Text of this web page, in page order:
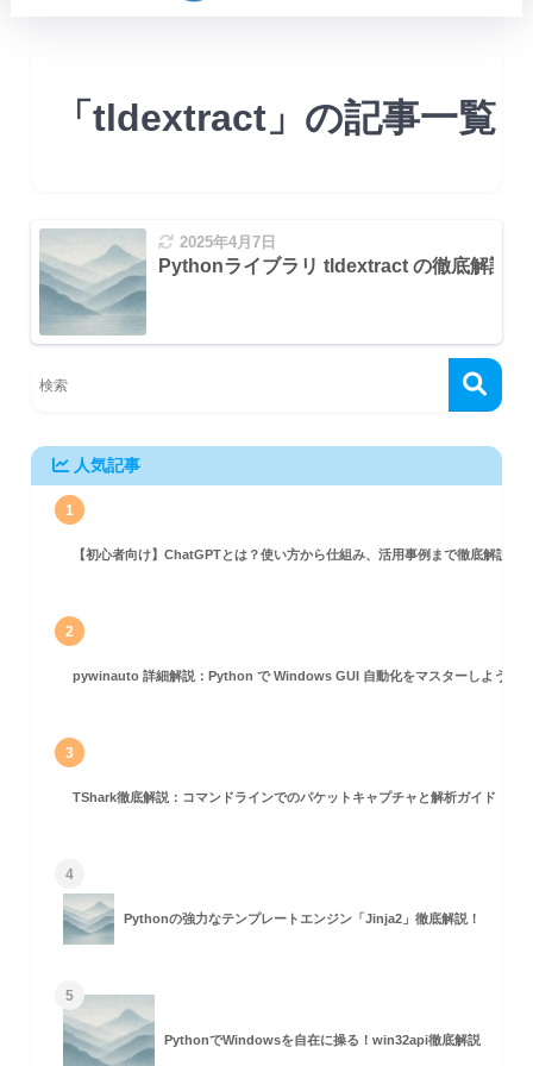
「tldextract」の記事一覧
2025年4月7日
Pythonライブラリ tldextract の徹底解説 :
人気記事
1
【初心者向け】ChatGPTとは？使い方から仕組み、活用事例まで徹底解説
2
pywinauto 詳細解説：Python で Windows GUI 自動化をマスターしよう！
3
TShark徹底解説：コマンドラインでのパケットキャプチャと解析ガイド
4
Pythonの強力なテンプレートエンジン「Jinja2」徹底解説！
5
PythonでWindowsを自在に操る！win32api徹底解説